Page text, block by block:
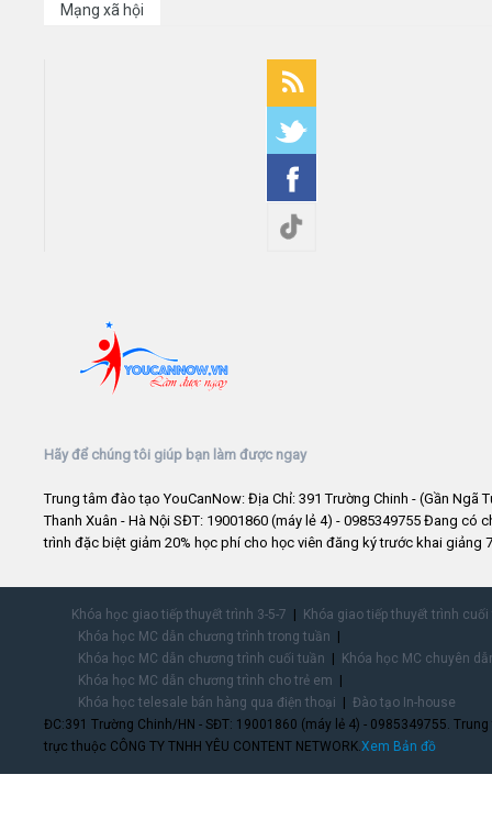
Mạng xã hội
Hãy để chúng tôi giúp bạn làm được ngay
Trung tâm đào tạo YouCanNow: Địa Chỉ: 391 Trường Chinh - (Gần Ngã
Thanh Xuân - Hà Nội SĐT: 19001860 (máy lẻ 4) - 0985349755 Đang có
trình đặc biệt giảm 20% học phí cho học viên đăng ký trước khai giảng
Khóa học giao tiếp thuyết trình 3-5-7
Khóa giao tiếp thuyết trình
Khóa học MC dẫn chương trình trong tuần
Khóa học MC dẫn chương trình cuối tuần
Khóa học MC chuyên
Khóa học MC dẫn chương trình cho trẻ em
Khóa học telesale bán hàng qua điện thoại
Đào tạo In-house
ĐC:391 Trường Chinh/HN - SĐT: 19001860 (máy lẻ 4) - 0985349755.
trực thuộc CÔNG TY TNHH YÊU CONTENT NETWORK.Xem Bản đồ